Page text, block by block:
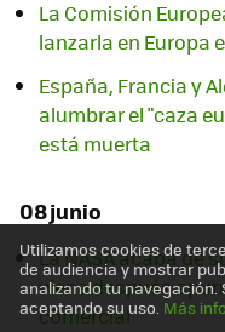
La Comisión
lanzarla en Europa
España, Francia y
alumbrar el "caza
está muerta
08 junio
La NASA acaba de
viene después
comercial
Utilizamos cookies de
de audiencia y mostrar
analizando tu navegación.
aceptando su uso. Más